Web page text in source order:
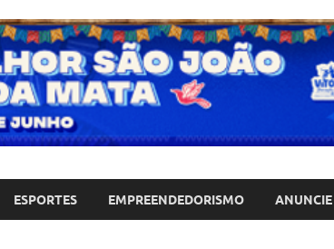
ESPORTES EMPREENDEDORISMO ANUNCIE